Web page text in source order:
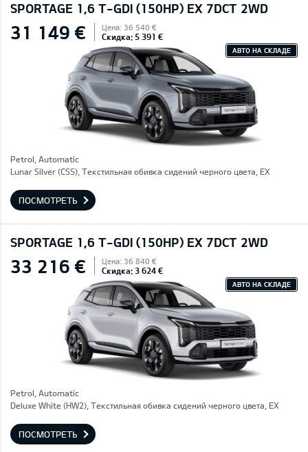
SPORTAGE 1,6 T-GDI (150HP) EX 7DCT 2WD
31 149 € Цена: 36 540 €
Скидка: 5 391 €
АВТО НА СКЛАДЕ
Petrol, Automatic
Lunar Silver (CSS), Текстильная обивка сидений черного цвета, EX
ПОСМОТРЕТЬ
SPORTAGE 1,6 T-GDI (150HP) EX 7DCT 2WD
33 216 € Цена: 36 840 €
Скидка: 3 624 €
АВТО НА СКЛАДЕ
Petrol, Automatic
Deluxe White (HW2), Текстильная обивка сидений черного цвета, EX
ПОСМОТРЕТЬ